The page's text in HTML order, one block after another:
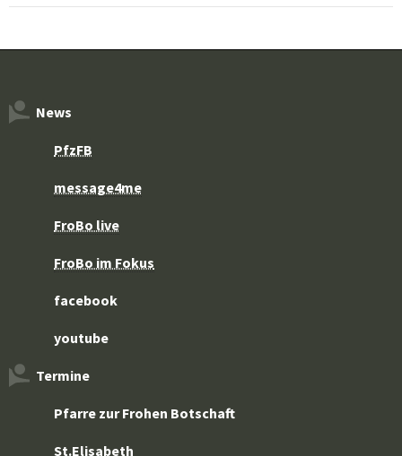
News
PfzFB
message4me
FroBo live
FroBo im Fokus
facebook
youtube
Termine
Pfarre zur Frohen Botschaft
St.Elisabeth